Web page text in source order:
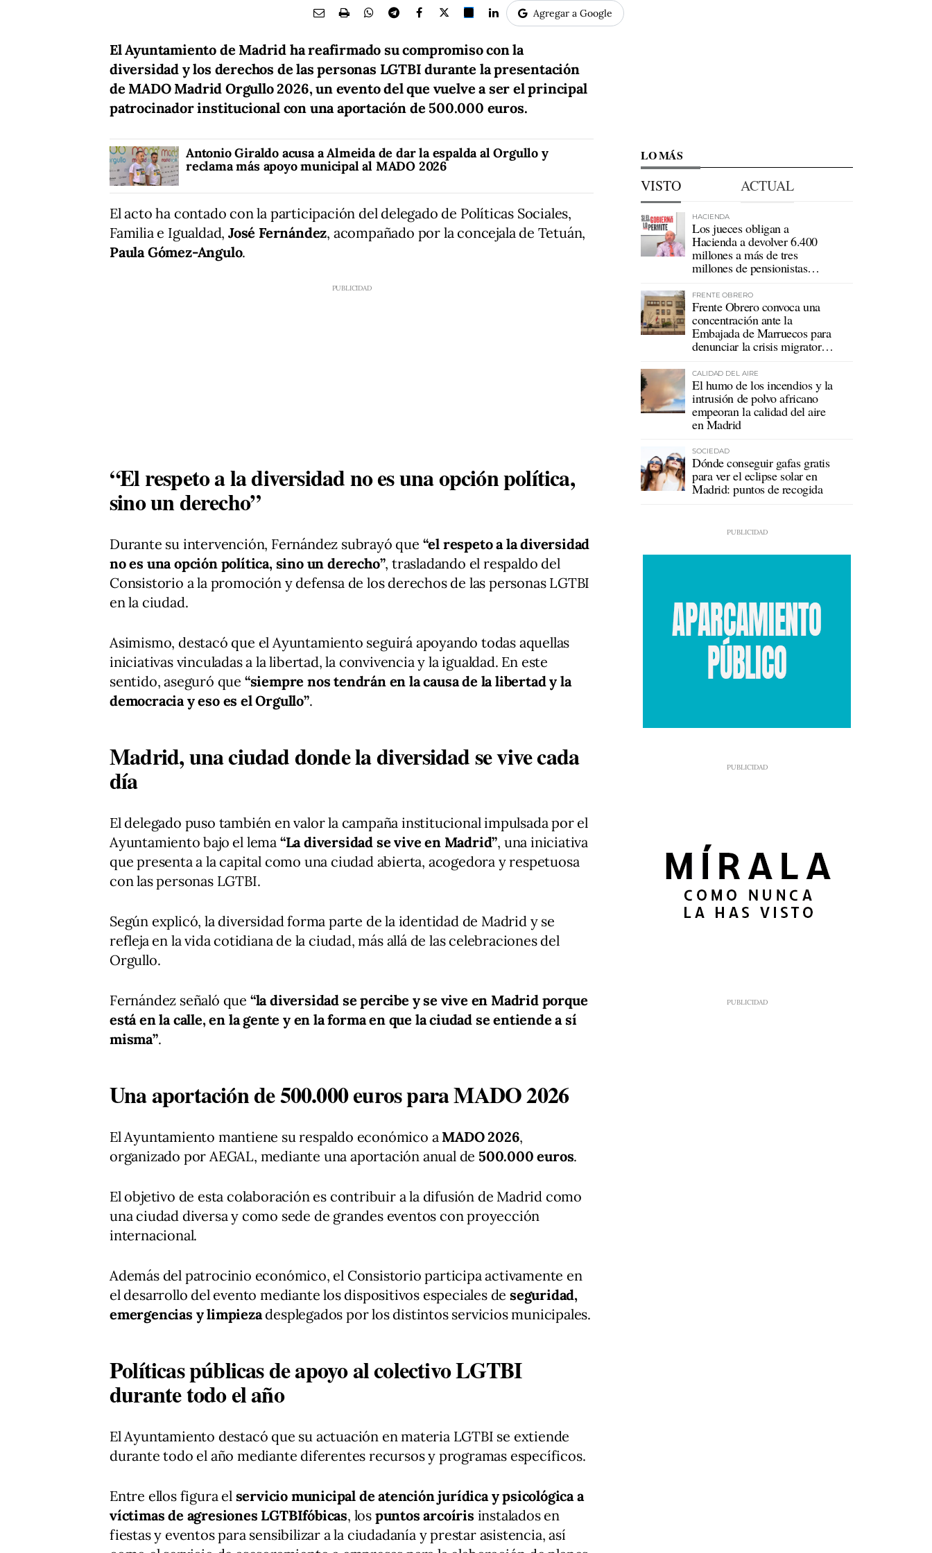
Agregar a Google
El Ayuntamiento de Madrid ha reafirmado su compromiso con la
diversidad y los derechos de las personas LGTBI durante la presentación
de MADO Madrid Orgullo 2026, un evento del que vuelve a ser el principal
patrocinador institucional con una aportación de 500.000 euros.
Antonio Giraldo acusa a Almeida de dar la espalda al Orgullo y
reclama más apoyo municipal al MADO 2026
El acto ha contado con la participación del delegado de Políticas Sociales,
Familia e Igualdad,José Fernández, acompañado por la concejala de Tetuán,
Paula Gómez-Angulo.
“El respeto a la diversidad no es una opción política,
sino un derecho”
Durante su intervención, Fernández subrayó que “el respeto a la diversidad
no es una opción política, sino un derecho”, trasladando el respaldo del
Consistorio a la promoción y defensa de los derechos de las personas LGTBI
en la ciudad.
Asimismo, destacó que el Ayuntamiento seguirá apoyando todas aquellas
iniciativas vinculadas a la libertad, la convivencia y la igualdad. En este
sentido, aseguró que “siempre nos tendrán en la causa de la libertad y la
democracia y eso es el Orgullo”.
Madrid, una ciudad donde la diversidad se vive cada
día
El delegado puso también en valor la campaña institucional impulsada por el
Ayuntamiento bajo el lema “La diversidad se vive en Madrid”, una iniciativa
que presenta a la capital como una ciudad abierta, acogedora y respetuosa
con las personas LGTBI.
Según explicó, la diversidad forma parte de la identidad de Madrid y se
refleja en la vida cotidiana de la ciudad, más allá de las celebraciones del
Orgullo.
Fernández señaló que “la diversidad se percibe y se vive en Madrid porque
está en la calle, en la gente y en la forma en que la ciudad se entiende a sí
misma”.
Una aportación de 500.000 euros para MADO 2026
El Ayuntamiento mantiene su respaldo económico a MADO 2026,
organizado por AEGAL, mediante una aportación anual de 500.000 euros.
El objetivo de esta colaboración es contribuir a la difusión de Madrid como
una ciudad diversa y como sede de grandes eventos con proyección
internacional.
Además del patrocinio económico, el Consistorio participa activamente en
el desarrollo del evento mediante los dispositivos especiales de seguridad,
emergencias y limpiezadesplegados por los distintos servicios municipales.
Políticas públicas de apoyo al colectivo LGTBI
durante todo el año
El Ayuntamiento destacó que su actuación en materia LGTBI se extiende
durante todo el año mediante diferentes recursos y programas específicos.
Entre ellos figura el servicio municipal de atención jurídica y psicológica a
víctimas de agresiones LGTBIfóbicas, los puntos arcoíris instalados en
fiestas y eventos para sensibilizar a la ciudadanía y prestar asistencia, así
LO MÁS
VISTO ACTUAL
HACIENDA
Los jueces obligan a
Hacienda a devolver 6.400
millones a más de tres
millones de pensionistas
FRENTE OBRERO
Frente Obrero convoca una
concentración ante la
Embajada de Marruecos para
denunciar la crisis migratoria
CALIDAD DEL AIRE
El humo de los incendios y la
intrusión de polvo africano
empeoran la calidad del aire
en Madrid
SOCIEDAD
Dónde conseguir gafas gratis
para ver el eclipse solar en
Madrid: puntos de recogida